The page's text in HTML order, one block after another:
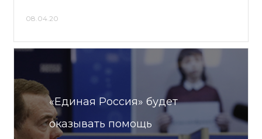
08.04.20
«Единая Россия» будет
оказывать помощь